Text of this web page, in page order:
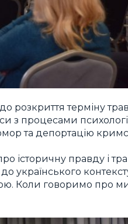
терміну
з процесами
та депортацію
історичну правду і
українського
Коли говоримо про